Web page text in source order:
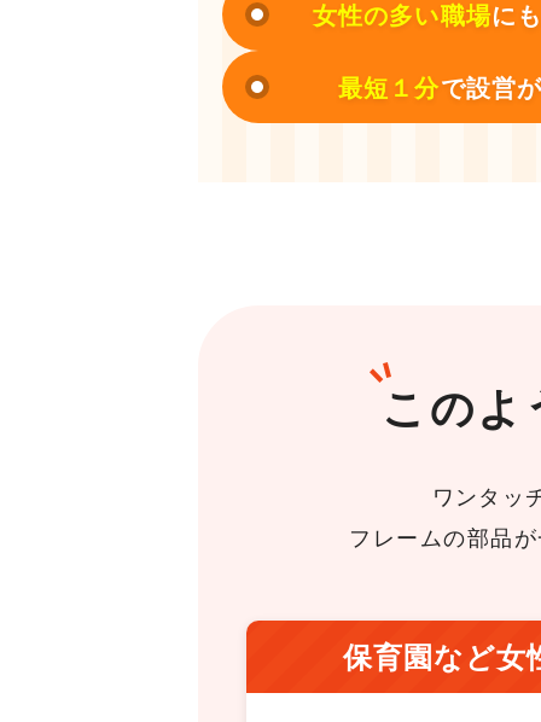
女性の多い職場に
最短１分で設営
このよ
ワンタッ
フレームの部品
保育園など女